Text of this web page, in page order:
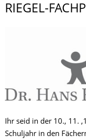
RIEGEL-
Ihr seid in der 10., 11.
Schuljahr in den